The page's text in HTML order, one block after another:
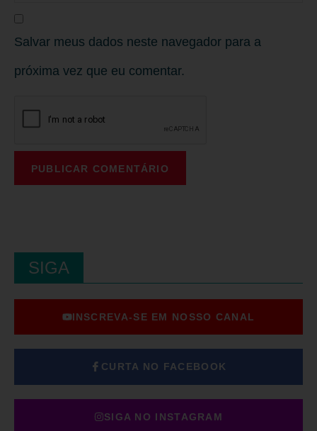
Salvar meus dados neste navegador para a
próxima vez que eu comentar.
SIGA
INSCREVA-SE EM NOSSO CANAL
CURTA NO FACEBOOK
SIGA NO INSTAGRAM